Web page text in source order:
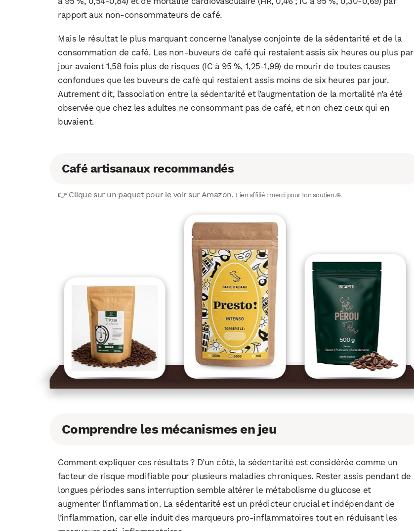
rapport aux non-consommateurs de café.
Mais le résultat le plus marquant concerne l’analyse conjointe de la sédentarité et de la
consommation de café. Les non-buveurs de café qui restaient assis six heures ou plus par
jour avaient 1,58 fois plus de risques (IC à 95 %, 1,25-1,99) de mourir de toutes causes
confondues que les buveurs de café qui restaient assis moins de six heures par jour.
Autrement dit, l’association entre la sédentarité et l’augmentation de la mortalité n’a été
observée que chez les adultes ne consommant pas de café, et non chez ceux qui en
buvaient.
Café artisanaux recommandés
👉 Clique sur un paquet pour le voir sur Amazon. Lien affilié : merci pour ton soutien 🙏
Comprendre les mécanismes en jeu
Comment expliquer ces résultats ? D’un côté, la sédentarité est considérée comme un
facteur de risque modifiable pour plusieurs maladies chroniques. Rester assis pendant de
longues périodes sans interruption semble altérer le métabolisme du glucose et
augmenter l’inflammation. La sédentarité est un prédicteur crucial et indépendant de
l’inflammation, car elle induit des marqueurs pro-inflammatoires tout en réduisant les